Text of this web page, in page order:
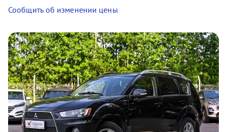
Сообщить об изменении цены